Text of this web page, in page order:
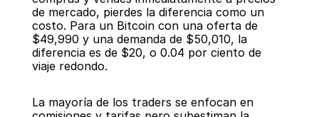
de mercado, pierdes la diferencia como un
costo. Para un Bitcoin con una oferta de
$49,990 y una demanda de $50,010, la
diferencia es de $20, o 0.04 por ciento de
viaje redondo.
La mayoría de los traders se enfocan en